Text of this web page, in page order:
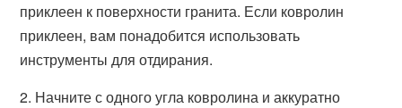
приклеен к поверхности гранита. Если ковролин
приклеен, вам понадобится использовать
инструменты для отдирания.
2. Начните с одного угла ковролина и аккуратно